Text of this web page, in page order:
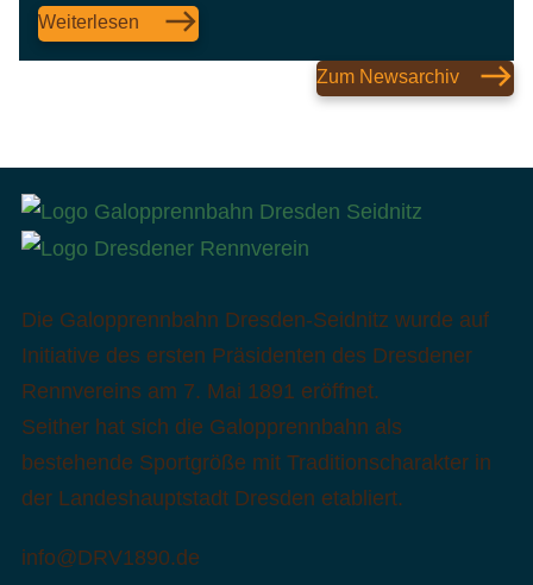
Weiterlesen
Zum Newsarchiv
Die Galopprennbahn Dresden-Seidnitz wurde auf
Initiative des ersten Präsidenten des Dresdener
Rennvereins am 7. Mai 1891 eröffnet.
Seither hat sich die Galopprennbahn als
bestehende Sportgröße mit Traditionscharakter in
der Landeshauptstadt Dresden etabliert.
info@DRV1890.de